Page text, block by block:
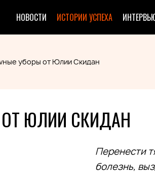
НОВОСТИ ИСТОРИИ УСПЕХА
уборы от Юлии Скидан
ОТ ЮЛИИ СКИДАН
Перенести
болезнь,